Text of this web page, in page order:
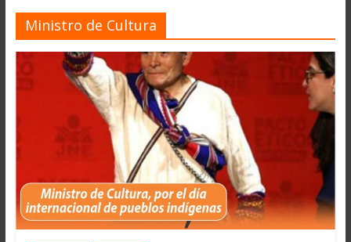
Ministro de Cultura